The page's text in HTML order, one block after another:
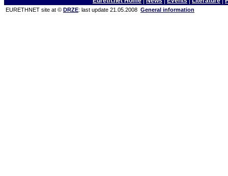
EURETHNET site at © DRZE: last update 21.05.2008 General information